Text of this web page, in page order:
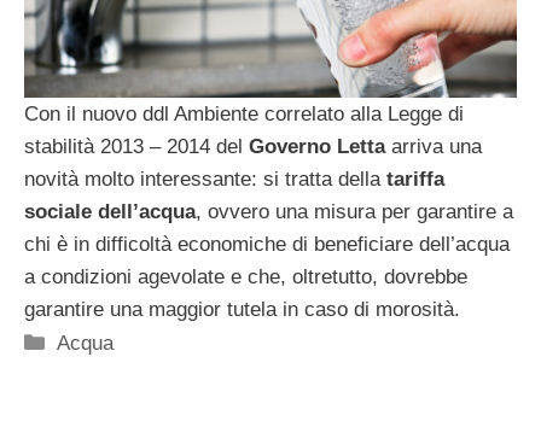
Con il nuovo ddl Ambiente correlato alla Legge di
stabilità 2013 – 2014 del Governo Lettaarriva una
novità molto interessante: si tratta della tariffa
sociale dell’acqua, ovvero una misura per garantire a
chi è in difficoltà economiche di beneficiare dell’acqua
a condizioni agevolate e che, oltretutto, dovrebbe
garantire una maggior tutela in caso di morosità.
Categorie
Acqua